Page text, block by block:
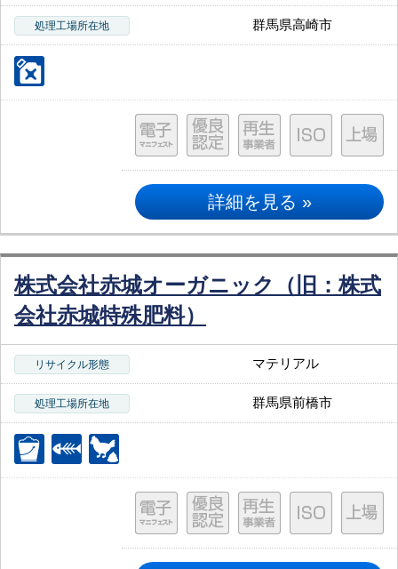
処理工場所在地 群馬県高崎市
詳細を見る »
株式会社赤城オーガニック（旧：株式
会社赤城特殊肥料）
リサイクル形態 マテリアル
処理工場所在地 群馬県前橋市